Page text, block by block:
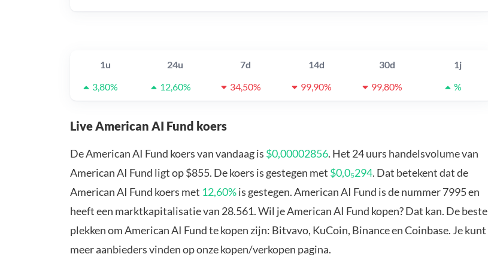
1u 24u 7d 14d 30d
1j
3,80%
12,60% 34,50% 99,90% 99,80% %
Live American AI Fund koers
De American AI Fund koers van vandaag is $0,00002856. Het 24 uurs handelsvolume van
American AI Fund ligt op $855. De koers is gestegen met $0,0₅294. Dat betekent dat de
American AI Fund koers met 12,60%is gestegen. American AI Fund is de nummer 7995 en
heeft een marktkapitalisatie van 28.561. Wil je American AI Fund kopen? Dat kan. De beste
plekken om American AI Fund te kopen zijn: Bitvavo, KuCoin, Binance en Coinbase. Je kunt
meer aanbieders vinden op onze kopen/verkopen pagina.